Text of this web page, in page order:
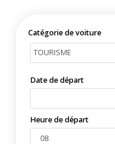
Catégorie de voiture
Date de départ
Heure de départ